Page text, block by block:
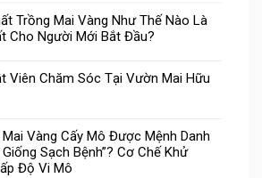
Trồng Mai Vàng Như Thế Nào Là
Cho Người Mới Bắt Đầu?
Viên Chăm Sóc Tại Vườn Mai Hữu
Vàng Cấy Mô Được Mệnh Danh
Giống Sạch Bệnh”? Cơ Chế Khử
Độ Vi Mô